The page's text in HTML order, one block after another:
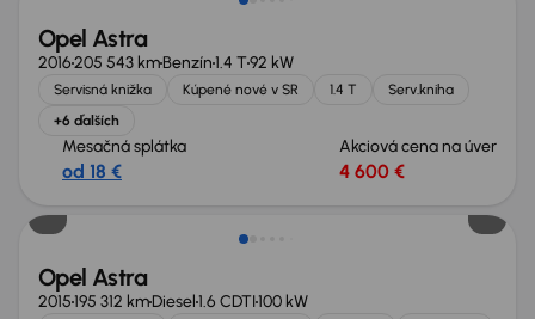
Opel Astra
2016205 543 kmBenzín1.4 T92 kW
Servisná knižka Kúpené nové v SR 1.4 T
Serv.kniha
+6 ďalších
Mesačná splátka
od 18 €
Akciová cena na úver
4 600 €
Opel Astra
2015195 312 kmDiesel1.6 CDTI100 kW